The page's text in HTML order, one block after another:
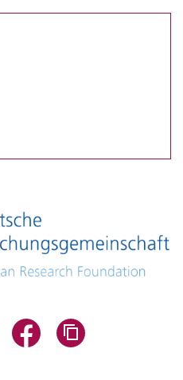
E-Mail teilen
Seite über WhatsApp teilen
Seite über Facebook